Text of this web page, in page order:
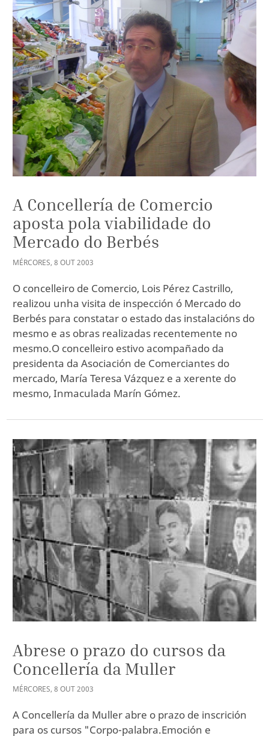
A Concellería de Comercio
aposta pola viabilidade do
Mercado do Berbés
MÉRCORES, 8 OUT2003
O concelleiro de Comercio, Lois Pérez Castrillo,
realizou unha visita de inspección ó Mercado do
Berbés para constatar o estado das instalacións do
mesmo e as obras realizadas recentemente no
mesmo.O concelleiro estivo acompañado da
presidenta da Asociación de Comerciantes do
mercado, María Teresa Vázquez e a xerente do
mesmo, Inmaculada Marín Gómez.
Abrese o prazo do cursos da
Concellería da Muller
MÉRCORES, 8 OUT2003
A Concellería da Muller abre o prazo de inscrición
para os cursos "Corpo-palabra.Emoción e